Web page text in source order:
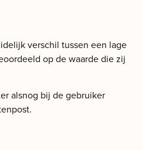
verschil tussen een lage
op de waarde die zij
alsnog bij de gebruiker